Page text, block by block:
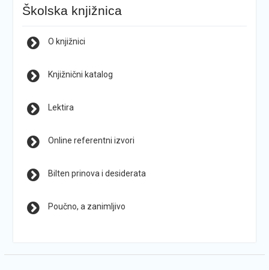
Školska knjižnica
O knjižnici
Knjižnični katalog
Lektira
Online referentni izvori
Bilten prinova i desiderata
Poučno, a zanimljivo